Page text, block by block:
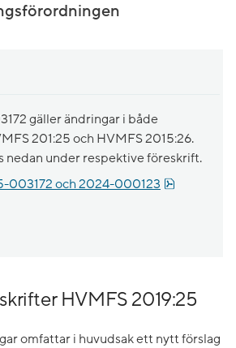
gäller ändringar i både
201:25 och HVMFS 2015:26.
nedan under respektive föreskrift.
003172 och 2024-000123
HVMFS 2019:25
omfattar i huvudsak ett nytt förslag